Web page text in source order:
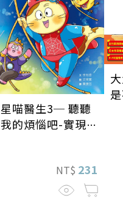
星喵醫生3─ 聽聽
我的煩惱吧-實現自
NT$ 231